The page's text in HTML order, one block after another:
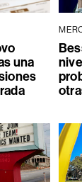
una